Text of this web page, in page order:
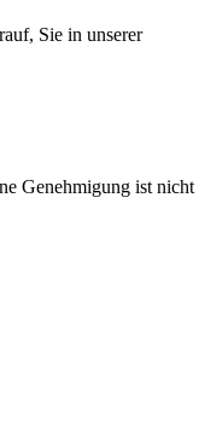
Sie in unserer
Genehmigung ist nicht